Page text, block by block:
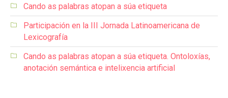
Cando as palabras atopan a súa etiqueta
Participación en la III Jornada Latinoamericana de
Lexicografía
Cando as palabras atopan a súa etiqueta. Ontoloxías,
anotación semántica e intelixencia artificial